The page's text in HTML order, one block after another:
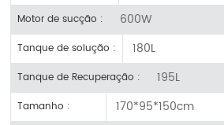
Motor de sucção : 600W
Tanque de solução : 180L
Tanque de Recuperação : 195L
Tamanho : 170*95*150cm